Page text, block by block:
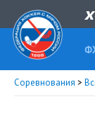
Соревнования >